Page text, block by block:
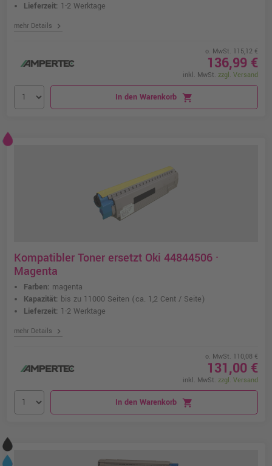
Lieferzeit: 1-2 Werktage
mehr Details chevron_right
o. MwSt. 115,12 €
136,99 €
inkl. MwSt. zzgl. Versand
In den Warenkorb shopping_cart
Kompatibler Toner ersetzt Oki 44844506 ·
Magenta
Farben: magenta
Kapazität: bis zu 11000 Seiten (ca. 1,2 Cent / Seite)
Lieferzeit: 1-2 Werktage
mehr Details chevron_right
o. MwSt. 110,08 €
131,00 €
inkl. MwSt. zzgl. Versand
In den Warenkorb shopping_cart